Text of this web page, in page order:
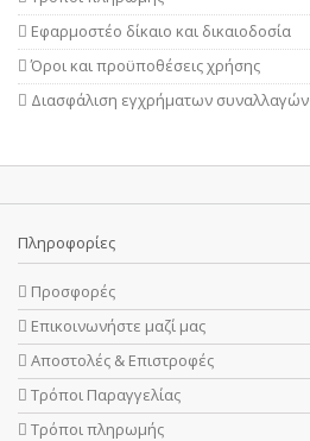
Εφαρμοστέο δίκαιο και δικαιοδοσία
Όροι και προϋποθέσεις χρήσης
Διασφάλιση εγχρήματων συναλλαγών
Πληροφορίες
Προσφορές
Επικοινωνήστε μαζί μας
Αποστολές & Επιστροφές
Τρόποι Παραγγελίας
Τρόποι πληρωμής